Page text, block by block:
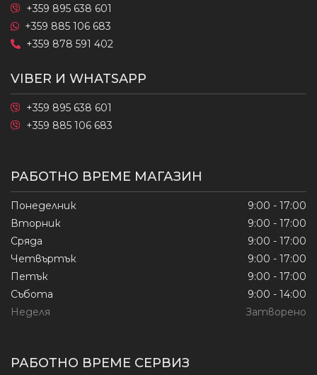
+359 895 638 601
+359 885 106 683
+359 878 591 402
VIBER И WHATSAPP
+359 895 638 601
+359 885 106 683
РАБОТНО ВРЕМЕ МАГАЗИН
Понеделник
9:00 - 17:00
Вторник
9:00 - 17:00
Сряда
9:00 - 17:00
Четвъртък
9:00 - 17:00
Петък
9:00 - 17:00
Събота
9:00 - 14:00
Неделя
Затворено
РАБОТНО ВРЕМЕ СЕРВИЗ